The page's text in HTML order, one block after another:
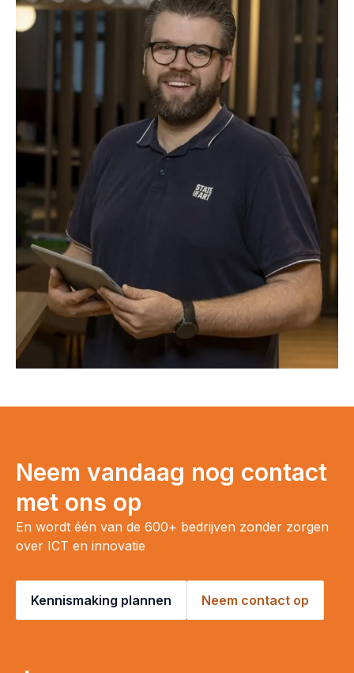
Neem vandaag nog contact
met ons op
En wordt één van de 600+ bedrijven zonder zorgen
over ICT en innovatie
Kennismaking plannen Neem contact op